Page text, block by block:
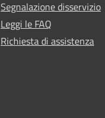
Segnalazione disservizio
Leggi le FAQ
Richiesta di assistenza